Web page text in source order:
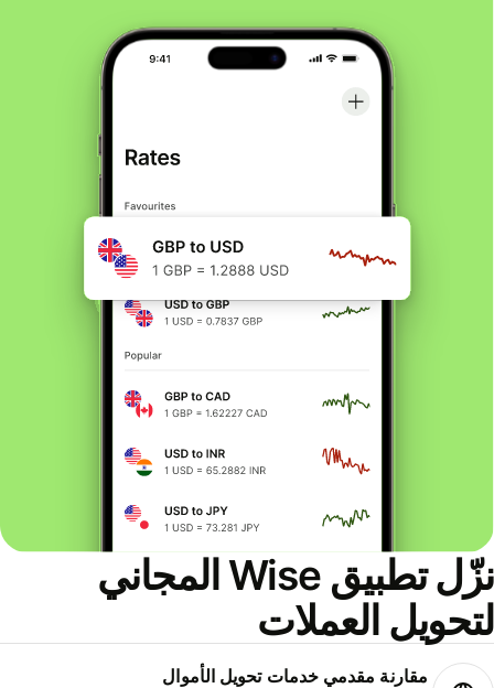
نزّل تطبيق Wise المجاني
العملات
مقارنة مقدمي خدمات تحويل الأموال